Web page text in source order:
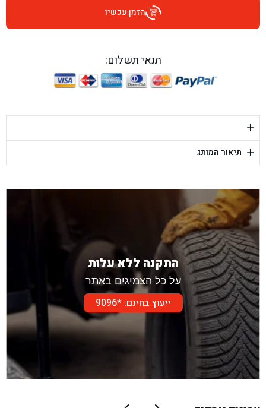
בן גל - היובלים 26, הוד השרון - הוד השרון
בן גל - דור אלון הר טוב - בית שמש
הזמן עכשיו
תנאי תשלום:
+
+ תיאור המותג
התקנה ללא עלות
על כל הצמיגים באתר
ייעוץ בחינם: *9096